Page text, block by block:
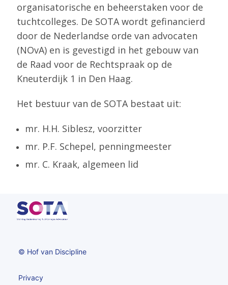
organisatorische en beheerstaken voor de
tuchtcolleges. De SOTA wordt gefinancierd
door de Nederlandse orde van advocaten
(NOvA) en is gevestigd in het gebouw van
de Raad voor de Rechtspraak op de
Kneuterdijk 1 in Den Haag.
Het bestuur van de SOTA bestaat uit:
mr. H.H. Siblesz, voorzitter
mr. P.F. Schepel, penningmeester
mr. C. Kraak, algemeen lid
© Hof van Discipline
Privacy